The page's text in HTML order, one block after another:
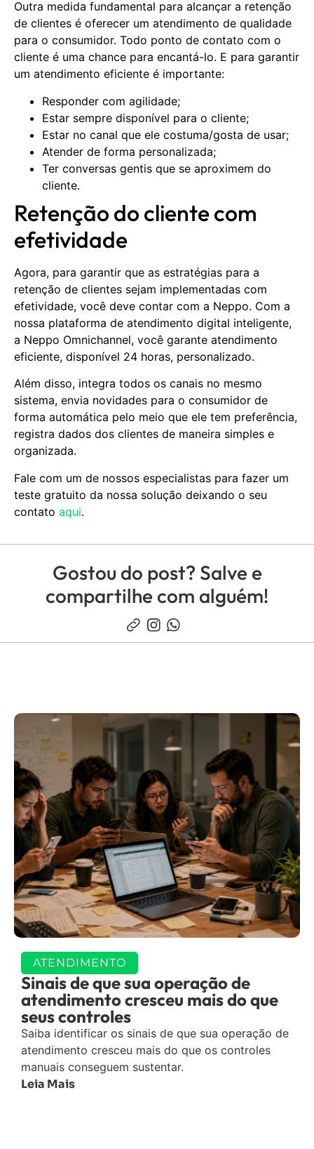
Outra medida fundamental para alcançar a retenção
de clientes é oferecer um atendimento de qualidade
para o consumidor. Todo ponto de contato com o
cliente é uma chance para encantá-lo. E para garantir
um atendimento eficiente é importante:
Responder com agilidade;
Estar sempre disponível para o cliente;
Estar no canal que ele costuma/gosta de usar;
Atender de forma personalizada;
Ter conversas gentis que se aproximem do
cliente.
Retenção do cliente com
efetividade
Agora, para garantir que as estratégias para a
retenção de clientes sejam implementadas com
efetividade, você deve contar com a Neppo. Com a
nossa plataforma de atendimento digital inteligente,
a Neppo Omnichannel, você garante atendimento
eficiente, disponível 24 horas, personalizado.
Além disso, integra todos os canais no mesmo
sistema, envia novidades para o consumidor de
forma automática pelo meio que ele tem preferência,
registra dados dos clientes de maneira simples e
organizada.
Fale com um de nossos especialistas para fazer um
teste gratuito da nossa solução deixando o seu
contato aqui.
Gostou do post? Salve e
compartilhe com alguém!
ATENDIMENTO
Sinais de que sua operação de
atendimento cresceu mais do que
seus controles
Saiba identificar os sinais de que sua operação de
atendimento cresceu mais do que os controles
manuais conseguem sustentar.
Leia Mais